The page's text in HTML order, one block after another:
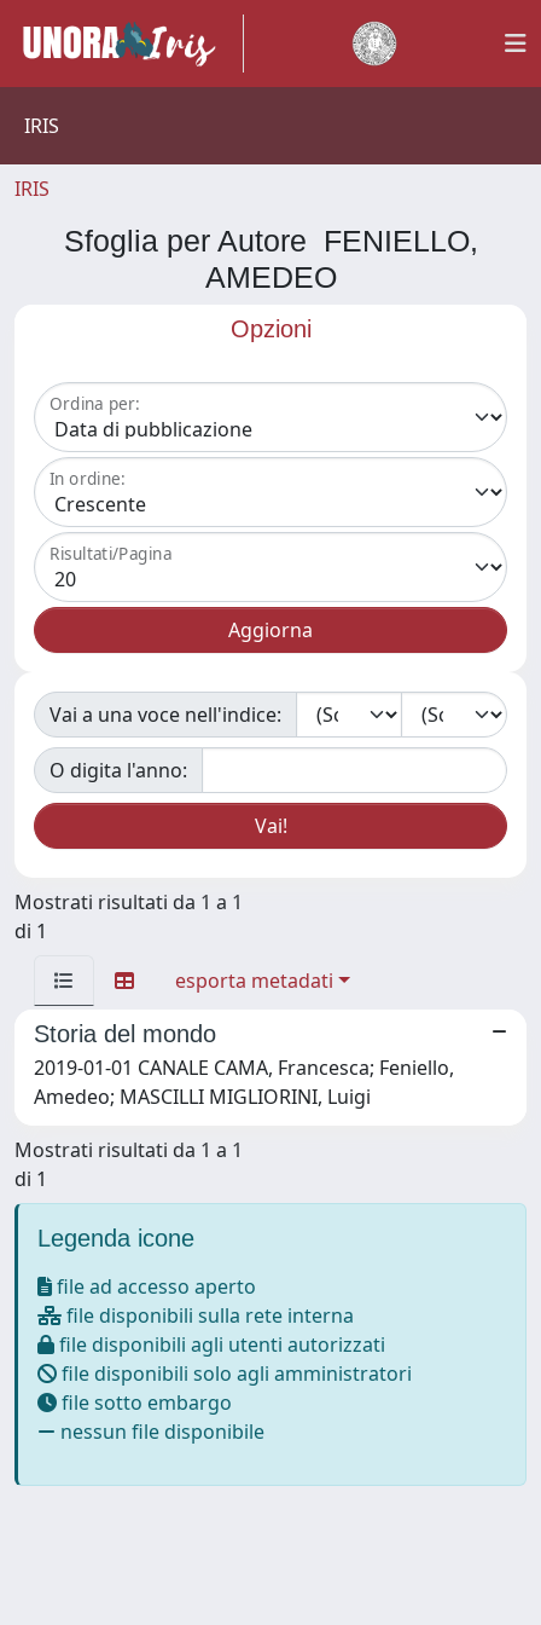
IRIS
IRIS
Sfoglia per Autore FENIELLO,
AMEDEO
Opzioni
Ordina per:
In ordine:
Risultati/Pagina
Vai a una voce nell'indice:
O digita l'anno:
Mostrati risultati da 1 a 1
di 1
esporta metadati
Storia del mondo
2019-01-01 CANALE CAMA, Francesca; Feniello,
Amedeo; MASCILLI MIGLIORINI, Luigi
Mostrati risultati da 1 a 1
di 1
Legenda icone
file ad accesso aperto
file disponibili sulla rete interna
file disponibili agli utenti autorizzati
file disponibili solo agli amministratori
file sotto embargo
nessun file disponibile